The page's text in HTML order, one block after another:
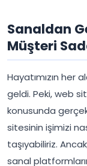
Sanaldan
Müşteri
Hayatımızın her
geldi. Peki, web
konusunda
sitesinin işimizi
taşıyabiliriz.
sanal